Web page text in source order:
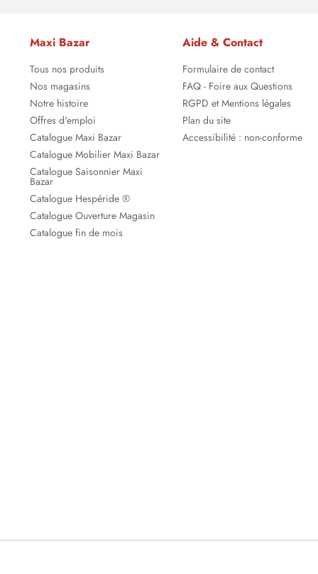
Maxi Bazar
Tous nos produits
Nos magasins
Notre histoire
Offres d'emploi
Catalogue Maxi Bazar
Catalogue Mobilier Maxi Bazar
Catalogue Saisonnier Maxi
Bazar
Catalogue Hespéride ®
Catalogue Ouverture Magasin
Catalogue fin de mois
Aide & Contact
Formulaire de contact
FAQ - Foire aux Questions
RGPD et Mentions légales
Plan du site
Accessibilité : non-conforme